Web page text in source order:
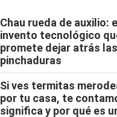
Chau rueda de auxilio: el
invento tecnológico
promete dejar atrás las
pinchaduras
Si ves termitas
por tu casa, te
significa y por qué es